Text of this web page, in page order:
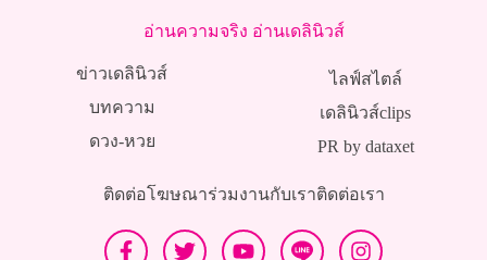
อ่านความจริง อ่านเดลินิวส์
ข่าวเดลินิวส์
บทความ
ดวง-หวย
ไลฟ์สไตล์
เดลินิวส์clips
PR by dataxet
ติดต่อโฆษณาร่วมงานกับเราติดต่อเรา